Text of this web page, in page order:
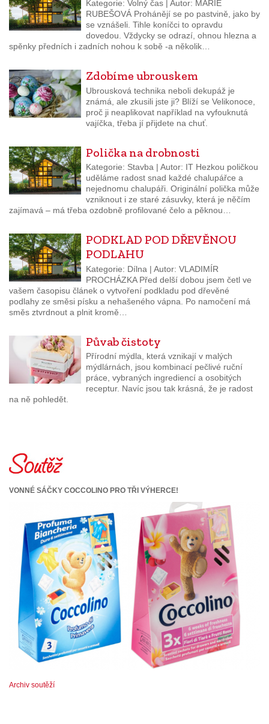
Kategorie: Volný čas | Autor: MARIE
RUBEŠOVÁ Prohánějí se po pastvině, jako by
se vznášeli. Tihle koníčci to opravdu
dovedou. Vždycky se odrazí, ohnou hlezna a
spěnky předních i zadních nohou k sobě -a několik…
Zdobíme ubrouskem
Ubrousková technika neboli dekupáž je
známá, ale zkusili jste ji? Blíží se Velikonoce,
proč ji neaplikovat například na vyfouknutá
vajíčka, třeba jí přijdete na chuť.
Polička na drobnosti
Kategorie: Stavba | Autor: IT Hezkou poličkou
uděláme radost snad každé chalupářce a
nejednomu chalupáři. Originální polička může
vzniknout i ze staré zásuvky, která je něčím
zajímavá – má třeba ozdobně profilované čelo a pěknou…
PODKLAD POD DŘEVĚNOU
PODLAHU
Kategorie: Dílna | Autor: VLADIMÍR
PROCHÁZKA Před delší dobou jsem četl ve
vašem časopisu článek o vytvoření podkladu pod dřevěné
podlahy ze směsi písku a nehašeného vápna. Po namočení má
směs ztvrdnout a plnit kromě…
Půvab čistoty
Přírodní mýdla, která vznikají v malých
mýdlárnách, jsou kombinací pečlivé ruční
práce, vybraných ingrediencí a osobitých
receptur. Navíc jsou tak krásná, že je radost
na ně pohledět.
VONNÉ SÁČKY COCCOLINO PRO TŘI VÝHERCE!
Archiv soutěží